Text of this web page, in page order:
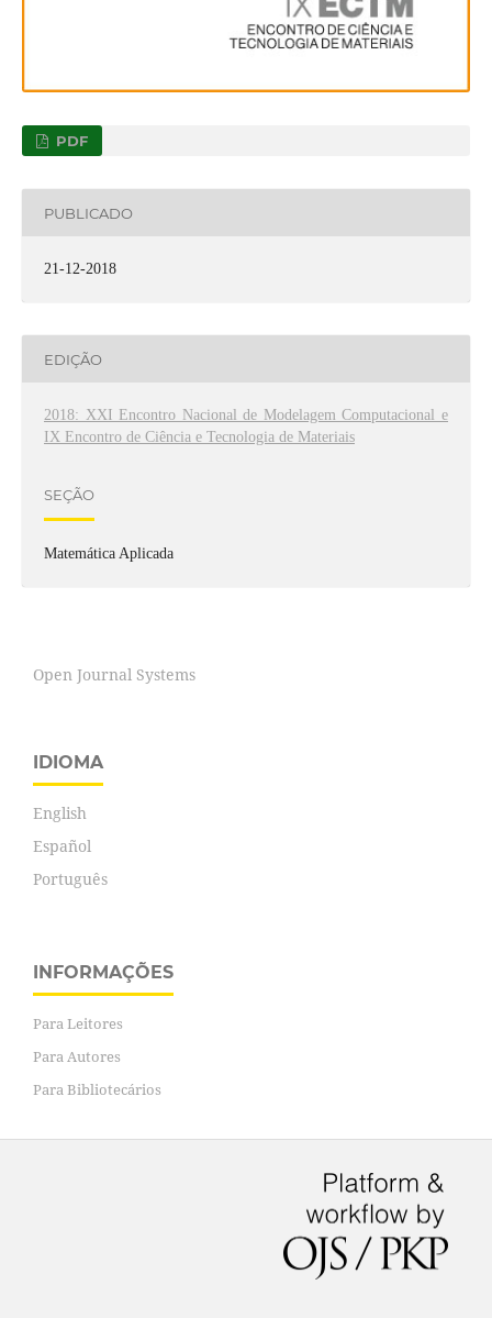
PDF
PUBLICADO
21-12-2018
EDIÇÃO
2018: XXI Encontro Nacional de Modelagem Computacional e
IX Encontro de Ciência e Tecnologia de Materiais
SEÇÃO
Matemática Aplicada
Open Journal Systems
IDIOMA
English
Español
Português
INFORMAÇÕES
Para Leitores
Para Autores
Para Bibliotecários